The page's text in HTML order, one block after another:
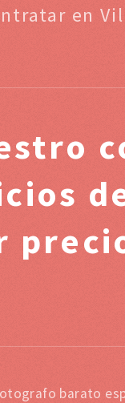
en
barato